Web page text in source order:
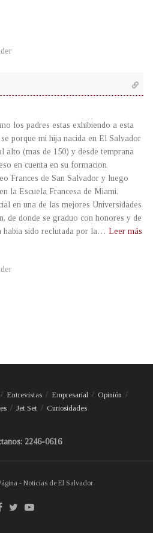
los padres estas exhibiendo a esta
porque mi hija nacida en El Salvador
alto (mas de 150) y desde temprana
en cuenta en su formacion
Frances de San Salvador y luego
la Escuela Francesa de Miami.
en una de las mejores Universidades
de donde se graduo con honores y de
habia sido reclutada por la… Leer más
Entrevistas Empresarial
Opinión
Jet Set Curiosidades
2246-0616
- Noticias de El Salvador